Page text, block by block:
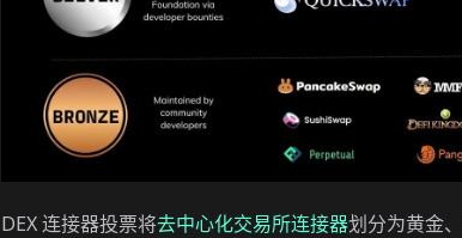
DEX 连接器投票将去中心化交易所连接器划分为黄金